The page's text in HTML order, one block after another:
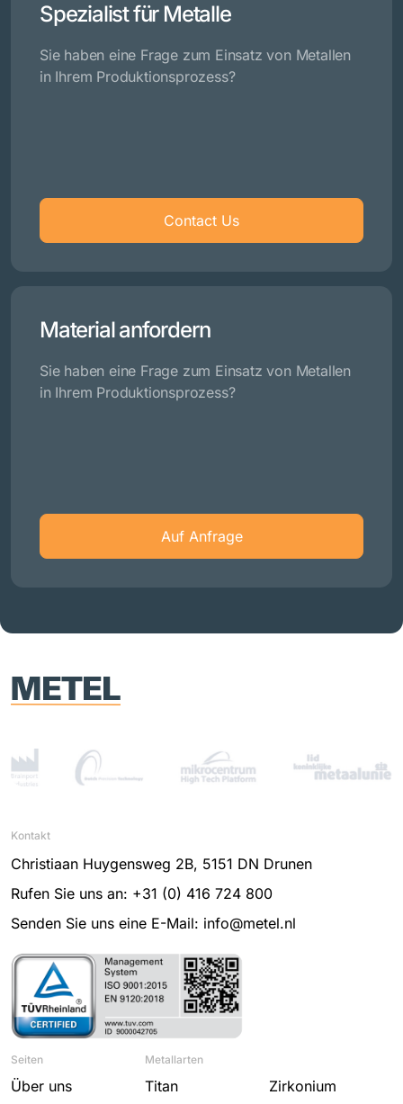
Spezialist für Metalle
Sie haben eine Frage zum Einsatz von Metallen
in Ihrem Produktionsprozess?
Contact Us
Material anfordern
Sie haben eine Frage zum Einsatz von Metallen
in Ihrem Produktionsprozess?
Auf Anfrage
Kontakt
Christiaan Huygensweg 2B, 5151 DN Drunen
Rufen Sie uns an: +31 (0) 416 724 800
Senden Sie uns eine E-Mail: info@metel.nl
Seiten
Über uns
Metallarten
Titan
Zirkonium